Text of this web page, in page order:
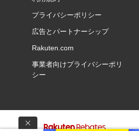
プライバシーポリシー
広告とパートナーシップ
Rakuten.com
事業者向けプライバシーポリ
シー